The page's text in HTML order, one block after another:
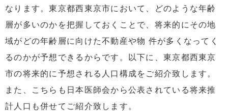
なります。東京都西東京市において、どのような年齢
層が多いのかを把握しておくことで、将来的にその地
域がどの年齢層に向けた不動産や物 件が多くなってく
るのかが予想できるからです。以下に、東京都西東京
市の将来的に予想される人口構成をご紹介致します。
また、こちらも日本医師会から公表されている将来推
計人口も併せてご紹介致します。